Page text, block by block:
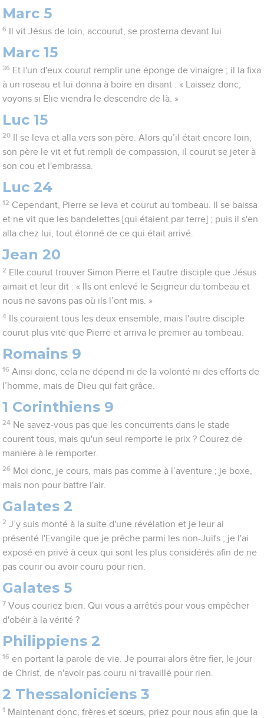
Marc 5
6 Il vit Jésus de loin, accourut, se prosterna devant lui
Marc 15
36 Et l'un d'eux courut remplir une éponge de vinaigre ; il la fixa
à un roseau et lui donna à boire en disant : « Laissez donc,
voyons si Elie viendra le descendre de là. »
Luc 15
20
Il se leva et alla vers son père. Alors qu’il était encore loin,
son père le vit et fut rempli de compassion, il courut se jeter à
son cou et l'embrassa.
Luc 24
12 Cependant, Pierre se leva et courut au tombeau. Il se baissa
et ne vit que les bandelettes [qui étaient par terre] ; puis il s'en
alla chez lui, tout étonné de ce qui était arrivé.
Jean 20
2 Elle courut trouver Simon Pierre et l'autre disciple que Jésus
aimait et leur dit : « Ils ont enlevé le Seigneur du tombeau et
nous ne savons pas où ils l’ont mis. »
4
Ils couraient tous les deux ensemble, mais l'autre disciple
courut plus vite que Pierre et arriva le premier au tombeau.
Romains 9
16 Ainsi donc, cela ne dépend ni de la volonté ni des efforts de
l’homme, mais de Dieu qui fait grâce.
1 Corinthiens 9
24 Ne savez-vous pas que les concurrents dans le stade
courent tous, mais qu'un seul remporte le prix ? Courez de
manière à le remporter.
26 Moi donc, je cours, mais pas comme à l’aventure ; je boxe,
mais non pour battre l'air.
Galates 2
2 J’y suis monté à la suite d'une révélation et je leur ai
présenté l'Evangile que je prêche parmi les non-Juifs ; je l'ai
exposé en privé à ceux qui sont les plus considérés afin de ne
pas courir ou avoir couru pour rien.
Galates 5
7 Vous couriez bien. Qui vous a arrêtés pour vous empêcher
d'obéir à la vérité ?
Philippiens 2
16 en portant la parole de vie. Je pourrai alors être fier, le jour
de Christ, de n'avoir pas couru ni travaillé pour rien.
2 Thessaloniciens 3
1 Maintenant donc, frères et sœurs, priez pour nous afin que la